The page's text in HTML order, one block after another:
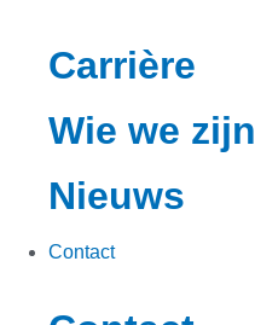
Carrière
Wie we zijn
Nieuws
Contact